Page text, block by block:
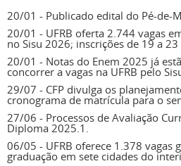
20/01 - Publicado edital do Pé-de-
20/01 - UFRB oferta 2.744 vagas
no Sisu 2026; inscrições de 19 a
20/01 - Notas do Enem 2025 já
concorrer a vagas na UFRB pelo
29/07 - CFP divulga os
cronograma de matrícula para o
27/06 - Processos de Avaliação
Diploma 2025.1.
06/05 - UFRB oferece 1.378 vagas
graduação em sete cidades do